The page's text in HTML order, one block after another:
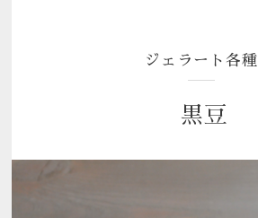
ジェラート各種
黒豆